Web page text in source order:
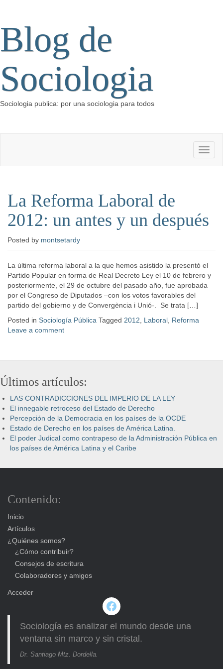
Blog de
Sociologia
Sociologia publica: por una sociologia para todos
La Reforma Laboral de
2012: un antes y un después
Posted by montsetardy
La última reforma laboral a la que hemos asistido la presentó el
Partido Popular en forma de Real Decreto Ley el 10 de febrero y
posteriormente, el 29 de octubre del pasado año, fue aprobada
por el Congreso de Diputados –con los votos favorables del
partido del gobierno y de Convergència i Unió-. Se trata […]
Posted in Sociología Pública Tagged 2012 Laboral Reforma
Leave a comment
Últimos artículos:
LAS CONTRADICCIONES DEL IMPERIO DE LA LEY
El innegable retroceso del Estado de Derecho
Percepción de la Democracia en los países de la OCDE
Estado de Derecho en los países de América Latina.
El poder Judical como contrapeso de la Administración Pública en
los países de América Latina y el Caribe
Contenido:
Inicio
Artículos
¿Quiénes somos?
¿Cómo contribuir?
Consejos de escritura
Colaboradores y amigos
Acceder
Facebook
Sociología es analizar el mundo desde una
ventana sin marco y sin cristal.
Dr. Santiago Mtz. Dordella.